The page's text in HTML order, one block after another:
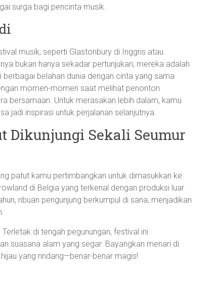
surga bagi pencinta musik.
musik, seperti Glastonbury di Inggris atau
bukan hanya sekadar pertunjukan; mereka adalah
belahan dunia dengan cinta yang sama
momen-momen saat melihat penonton
bersamaan. Untuk merasakan lebih dalam, kamu
jadi inspirasi untuk perjalanan selanjutnya.
Dikunjungi Sekali Seumur
patut kamu pertimbangkan untuk dimasukkan ke
di Belgia yang terkenal dengan produksi luar
ribuan pengunjung berkumpul di sana, menjadikan
di tengah pegunungan, festival ini
suasana alam yang segar. Bayangkan menari di
yang rindang—benar-benar magis!